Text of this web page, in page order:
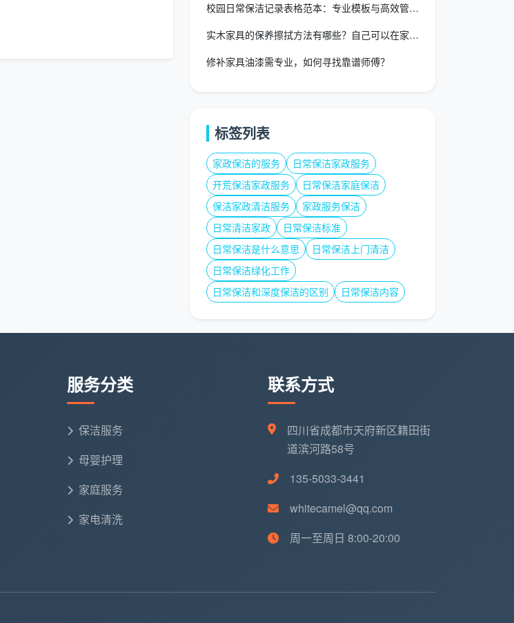
校园日常保洁记录表格范本：专业模板与高效管理指南
实木家具的保养擦拭方法有哪些？自己可以在家保养实木家具吗？
修补家具油漆需专业，如何寻找靠谱师傅？
标签列表
家政保洁的服务
日常保洁家政服务
开荒保洁家政服务
日常保洁家庭保洁
保洁家政清洁服务
家政服务保洁
日常清洁家政
日常保洁标准
日常保洁是什么意思
日常保洁上门清洁
日常保洁绿化工作
日常保洁和深度保洁的区别
日常保洁内容
服务分类
保洁服务
母婴护理
家庭服务
家电清洗
联系方式
四川省成都市天府新区籍田街
道滨河路58号
135-5033-3441
whitecamel@qq.com
周一至周日 8:00-20:00